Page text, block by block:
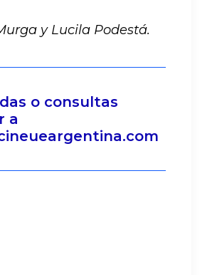
y Lucila Podestá.
o consultas
a